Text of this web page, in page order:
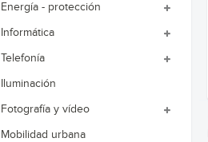
Energía - protección
Informática
Telefonía
Iluminación
Fotografía y vídeo
Mobilidad urbana